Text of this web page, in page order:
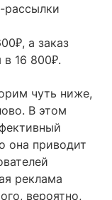
₽, а заказ
16 800₽.
чуть ниже,
В этом
она приводит
реклама
вероятно,